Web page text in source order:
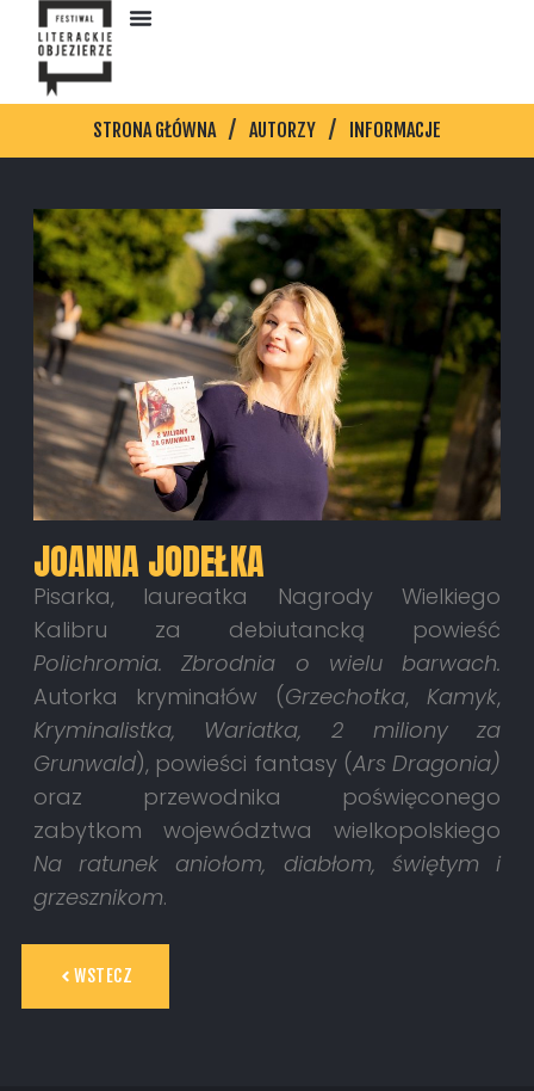
STRONA GŁÓWNA AUTORZY INFORMACJE
JOANNA JODEŁKA
Pisarka, laureatka Nagrody Wielkiego
Kalibru za debiutancką powieść
Polichromia.
Zbrodnia o wielu barwach.
Autorka kryminałów (Grzechotka,Kamyk,
Kryminalistka, Wariatka, 2 miliony za
Grunwald), powieści fantasy (Ars Dragonia)
oraz
przewodnika poświęconego
zabytkom województwa wielkopolskiego
Na ratunek aniołom, diabłom, świętym i
grzesznikom.
WSTECZ